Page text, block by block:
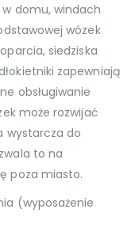
domu, windach
wózek
siedziska
zapewniają
obsługiwanie
może rozwijać
wystarcza do
to na
poza miasto.
(wyposażenie